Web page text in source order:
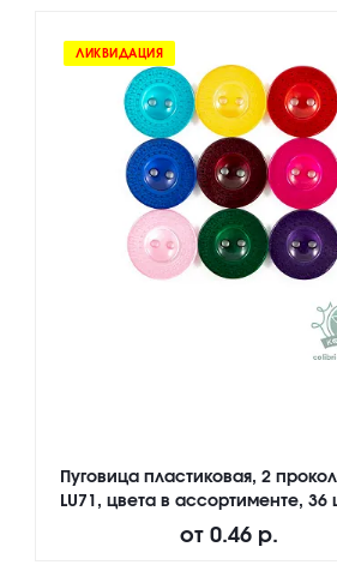
ЛИКВИДАЦИЯ
Пуговица пластиковая, 2
LU71, цвета в ассортименте, 36
от 0.46 р.